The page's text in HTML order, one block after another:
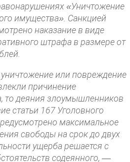
«Уничтожение
имущества». Санкцией
наказание в виде
штрафа в размере от
или повреждение
причинение
то деяния злоумышленников
статьи 167 Уголовного
максимальное
свободы на срок до двух
ущерба решается с
содеянного, —